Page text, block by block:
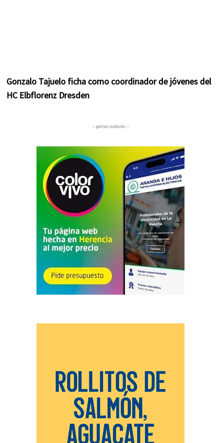
Gonzalo Tajuelo ficha como coordinador de jóvenes del
HC Elbflorenz Dresden
– patrocinadores –